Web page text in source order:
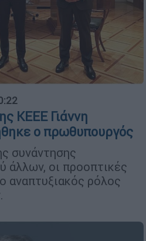
ΚΕΕΕ Γιάννη
ο πρωθυπουργός
συνάντησης
άλλων, οι προοπτικές
αναπτυξιακός ρόλος